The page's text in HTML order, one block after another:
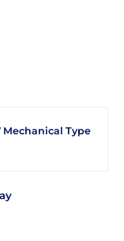
Mechanical Type